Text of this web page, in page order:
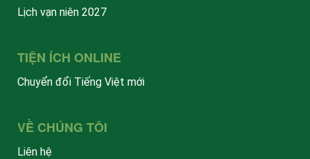
Lịch vạn niên 2027
TIỆN ÍCH ONLINE
Chuyển đổi Tiếng Việt mới
VỀ CHÚNG TÔI
Liên hệ